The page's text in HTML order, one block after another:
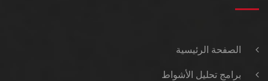
الصفحة الرئيسية
برامج تحليل الأشواط